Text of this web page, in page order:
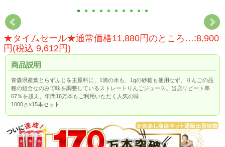
★タイムセール★通常価格11,880円のところ…:8,900
円(税込 9,612円)
商品説明
青森県産葉とらずふじを主原料に、1滴の水も、1gの砂糖も使用せず、りんごの品
種の組合せのみで味を調整しているストレートりんごジュース。当店リピート率
67％を超え、年間16万本もご利用いただく人気の味
1000ｇ×15本セット